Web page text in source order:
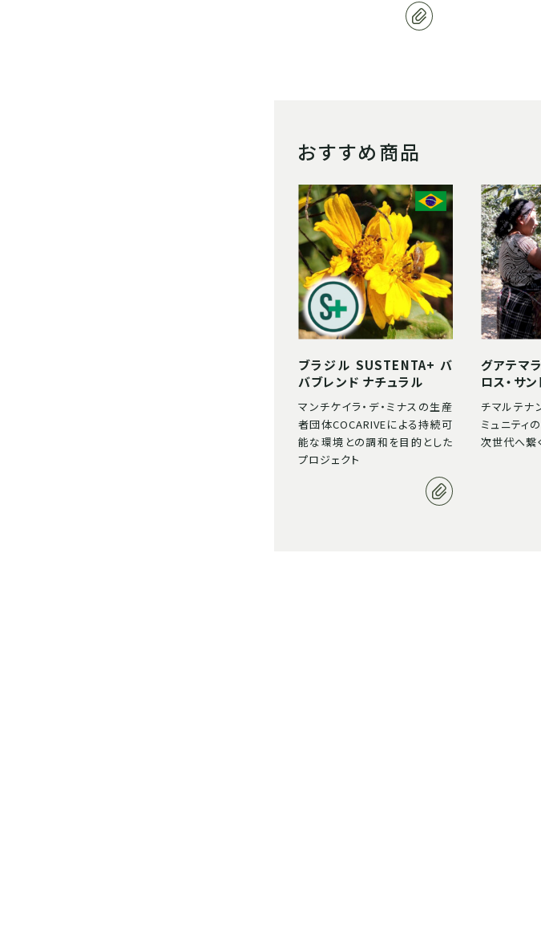
おすすめ商品
ブラジル SUSTENTA+ バ
バブレンド ナチュラル
マンチケイラ・デ・ミナスの生産
者団体COCARIVEによる持続可
能な環境との調和を目的とした
プロジェクト
グアテマ
ロス・サン
チマルテナ
ミュニティ
次世代へ繋